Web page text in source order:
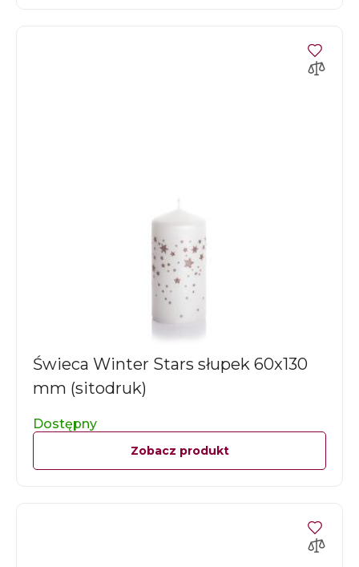
Świeca Winter Stars słupek 60x130
mm (sitodruk)
Dostępny
Zobacz produkt